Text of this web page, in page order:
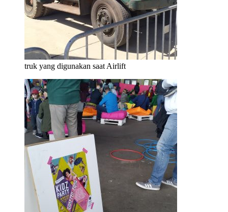
truk yang digunakan saat Airlift